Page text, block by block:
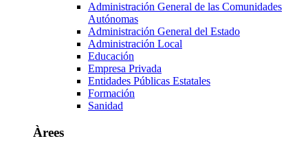
Administración General de las Comunidades
Autónomas
Administración General del Estado
Administración Local
Educación
Empresa Privada
Entidades Públicas Estatales
Formación
Sanidad
Àrees